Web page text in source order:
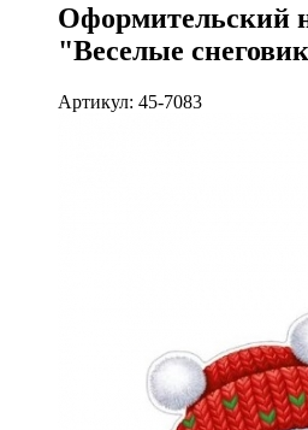
Оформительский
"Веселые
Артикул: 45-7083